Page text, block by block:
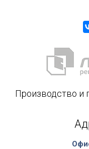
Производство и